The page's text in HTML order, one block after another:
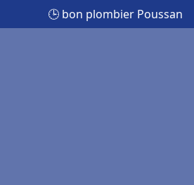
🕒 bon plombier Poussan